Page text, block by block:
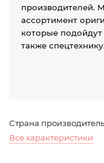
производителей.
ассортимент
которые
также
Страна производитель
Все характеристики